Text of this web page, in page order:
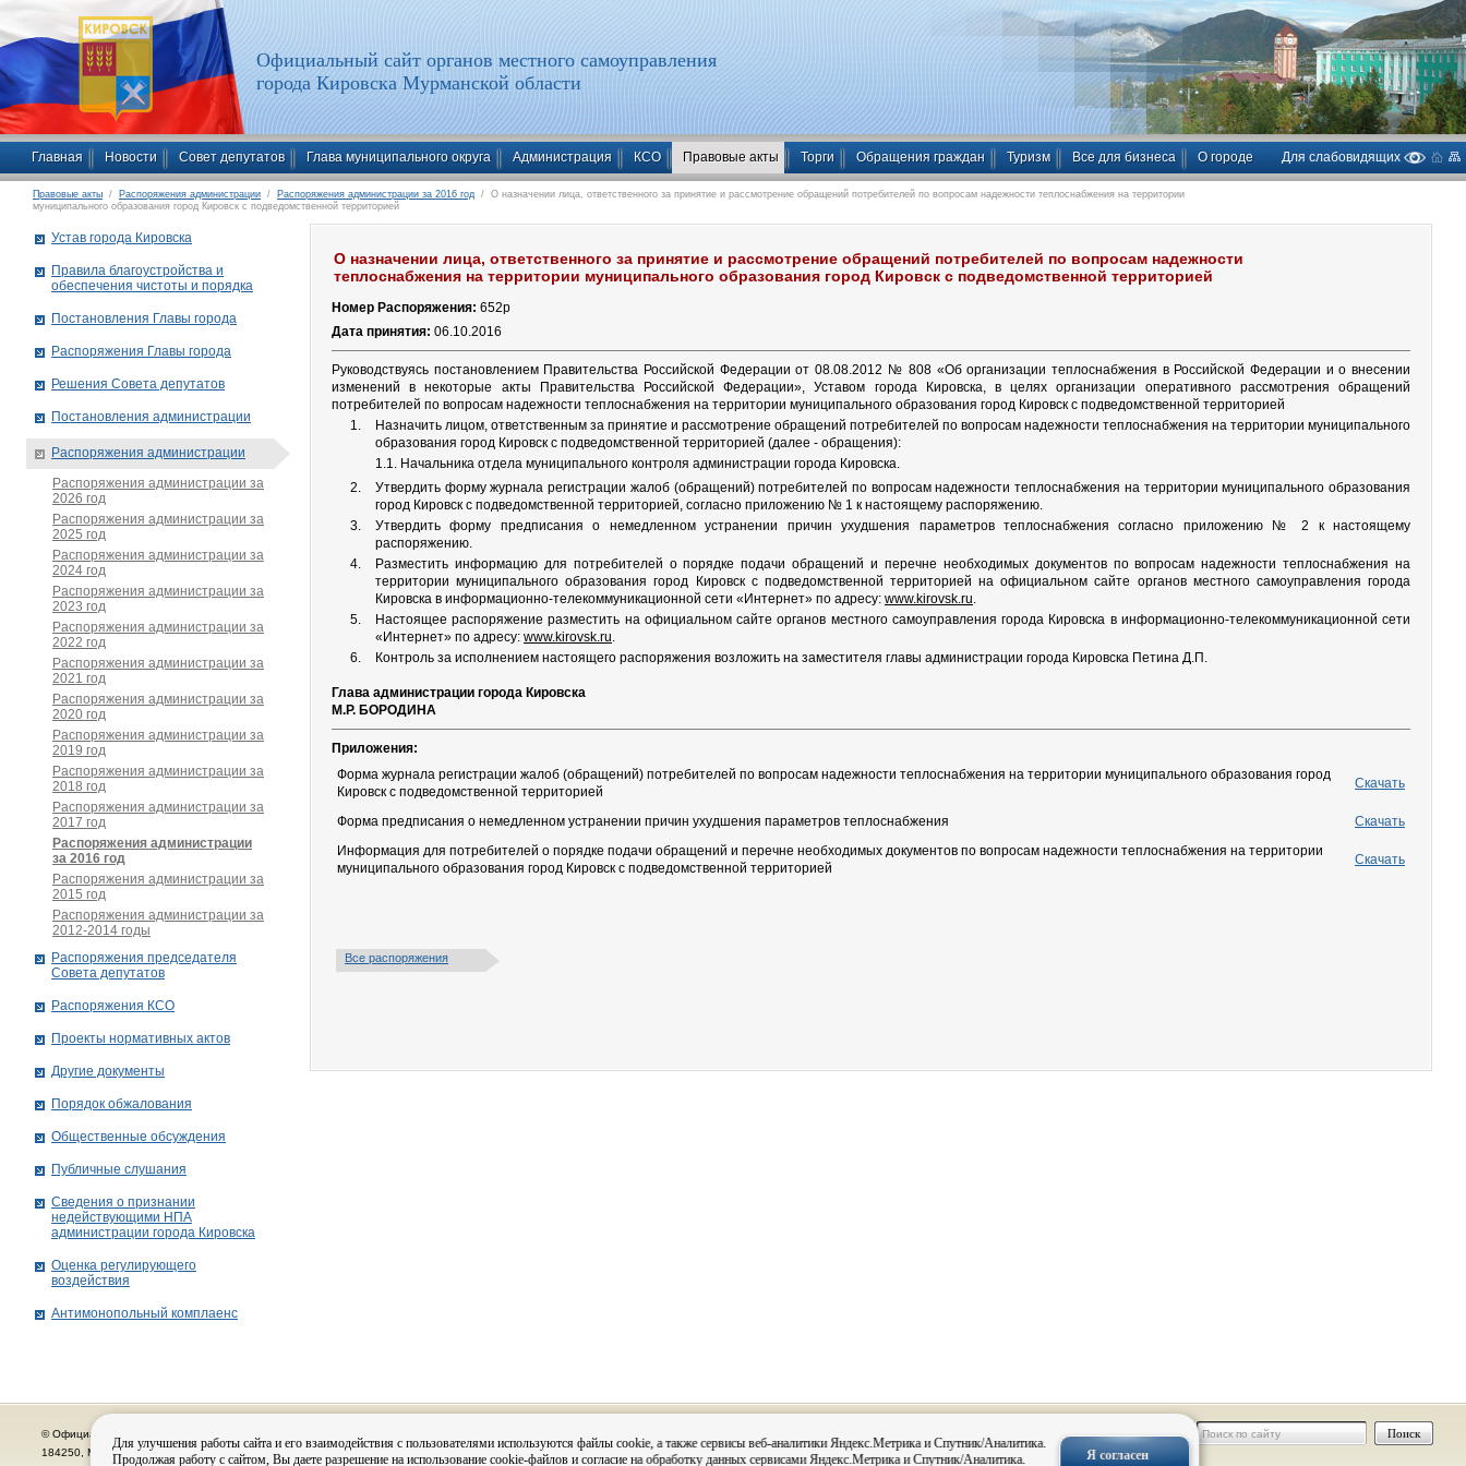
Для улучшения работы сайта и его взаимодействия с пользователями используются файлы cookie, а также сервисы веб-аналитики Яндекс.Метрика и Спутник/Аналитика.
Продолжая работу с сайтом, Вы даете разрешение на использование cookie-файлов и согласие на обработку данных сервисами Яндекс.Метрика и Спутник/Аналитика.
Я согласен
Официальный сайт органов местного самоуправления
города Кировска Мурманской области
Главная Новости Совет депутатов Глава муниципального округа Администрация КСО Правовые акты Торги Обращения граждан Туризм Все для бизнеса О городе Для слабовидящих
Правовые акты / Распоряжения администрации / Распоряжения администрации за 2016 год / О назначении лица, ответственного за принятие и рассмотрение обращений потребителей по вопросам надежности теплоснабжения на территории
муниципального образования город Кировск с подведомственной территорией
О назначении лица, ответственного за принятие и рассмотрение обращений потребителей по вопросам надежности
теплоснабжения на территории муниципального образования город Кировск с подведомственной территорией
Номер Распоряжения: 652р
Дата принятия: 06.10.2016
Руководствуясь постановлением Правительства Российской Федерации от 08.08.2012 № 808 «Об организации теплоснабжения в Российской Федерации и о внесении
изменений в некоторые акты Правительства Российской Федерации», Уставом города Кировска, в целях организации оперативного рассмотрения обращений
потребителей по вопросам надежности теплоснабжения на территории муниципального образования город Кировск с подведомственной территорией
Назначить лицом, ответственным за принятие и рассмотрение обращений потребителей по вопросам надежности теплоснабжения на территории муниципального
образования город Кировск с подведомственной территорией (далее - обращения):
1.1. Начальника отдела муниципального контроля администрации города Кировска.
Утвердить форму журнала регистрации жалоб (обращений) потребителей по вопросам надежности теплоснабжения на территории муниципального образования
город Кировск с подведомственной территорией, согласно приложению № 1 к настоящему распоряжению.
Утвердить форму предписания о немедленном устранении причин ухудшения параметров теплоснабжения согласно приложению № 2 к настоящему
распоряжению.
Разместить информацию для потребителей о порядке подачи обращений и перечне необходимых документов по вопросам надежности теплоснабжения на
территории муниципального образования город Кировск с подведомственной территорией на официальном сайте органов местного самоуправления города
Кировска в информационно-телекоммуникационной сети «Интернет» по адресу: www.kirovsk.ru.
Настоящее распоряжение разместить на официальном сайте органов местного самоуправления города Кировска в информационно-телекоммуникационной сети
«Интернет» по адресу: www.kirovsk.ru.
Контроль за исполнением настоящего распоряжения возложить на заместителя главы администрации города Кировска Петина Д.П.
Глава администрации города Кировска
М.Р. БОРОДИНА
Приложения:
Форма журнала регистрации жалоб (обращений) потребителей по вопросам надежности теплоснабжения на территории муниципального образования город
Кировск с подведомственной территорией
Скачать
Форма предписания о немедленном устранении причин ухудшения параметров теплоснабжения
Скачать
Информация для потребителей о порядке подачи обращений и перечне необходимых документов по вопросам надежности теплоснабжения на территории
муниципального образования город Кировск с подведомственной территорией
Скачать
Все распоряжения
Устав города Кировска
Правила благоустройства и
обеспечения чистоты и порядка
Постановления Главы города
Распоряжения Главы города
Решения Совета депутатов
Постановления администрации
Распоряжения администрации
Распоряжения администрации за
2026 год
Распоряжения администрации за
2025 год
Распоряжения администрации за
2024 год
Распоряжения администрации за
2023 год
Распоряжения администрации за
2022 год
Распоряжения администрации за
2021 год
Распоряжения администрации за
2020 год
Распоряжения администрации за
2019 год
Распоряжения администрации за
2018 год
Распоряжения администрации за
2017 год
Распоряжения администрации
за 2016 год
Распоряжения администрации за
2015 год
Распоряжения администрации за
2012-2014 годы
Распоряжения председателя
Совета депутатов
Распоряжения КСО
Проекты нормативных актов
Другие документы
Порядок обжалования
Общественные обсуждения
Публичные слушания
Сведения о признании
недействующими НПА
администрации города Кировскa
Оценка регулирующего
воздействия
Антимонопольный комплаенс
© Официальный сайт органов местного самоуправления города Кировска
184250, Мурманская область, г. Кировск, пр. Ленина, д. 16, тел.: (815-31) 98-700
данных в соответствии с 152-ФЗ О персональных данных и
Постановления администрации города Кировска «О персональных